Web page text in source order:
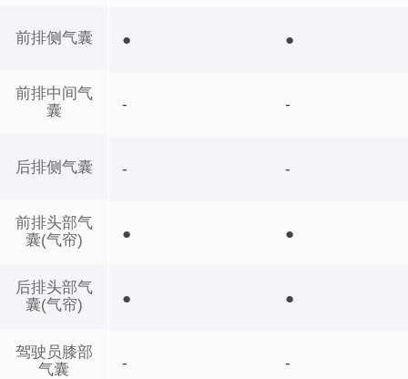
前排侧气囊
前排中间气
囊
后排侧气囊
前排头部气
囊(气帘)
后排头部气
囊(气帘)
驾驶员膝部
气囊
● ●
- -
- -
● ●
● ●
- -